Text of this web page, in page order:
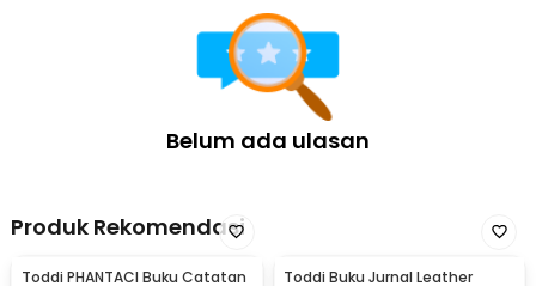
Belum ada ulasan
Produk Rekomendasi
Toddi PHANTACI Buku Catatan
Toddi Buku Jurnal Leather